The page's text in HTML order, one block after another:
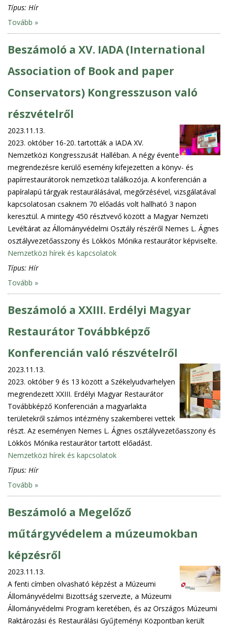
Típus: Hír
Tovább »
Beszámoló a XV. IADA (International
Association of Book and paper
Conservators) Kongresszuson való
részvételről
2023.11.13.
2023. október 16-20. tartották a IADA XV.
Nemzetközi Kongresszusát Halléban. A négy évente
megrendezésre kerülő esemény kifejezetten a könyv- és
papírrestaurátorok nemzetközi találkozója. A konferencián a
papíralapú tárgyak restaurálásával, megőrzésével, vizsgálatával
kapcsolatosan csaknem 70 előadás volt hallható 3 napon
keresztül. A mintegy 450 résztvevő között a Magyar Nemzeti
Levéltárat az Állományvédelmi Osztály részéről Nemes L. Ágnes
osztályvezetőasszony és Lökkös Mónika restaurátor képviselte.
Nemzetközi hírek és kapcsolatok
Típus: Hír
Tovább »
Beszámoló a XXIII. Erdélyi Magyar
Restaurátor Továbbképző
Konferencián való részvételről
2023.11.13.
2023. október 9 és 13 között a Székelyudvarhelyen
megrendezett XXIII. Erdélyi Magyar Restaurátor
Továbbképző Konferencián a magyarlakta
területekről számos intézmény szakemberei vettek
részt. Az eseményen Nemes L. Ágnes osztályvezetőasszony és
Lökkös Mónika restaurátor tartott előadást.
Nemzetközi hírek és kapcsolatok
Típus: Hír
Tovább »
Beszámoló a Megelőző
műtárgyvédelem a múzeumokban
képzésről
2023.11.13.
A fenti címben olvasható képzést a Múzeumi
Állományvédelmi Bizottság szervezte, a Múzeumi
Állományvédelmi Program keretében, és az Országos Múzeumi
Raktározási és Restaurálási Gyűjteményi Központban került